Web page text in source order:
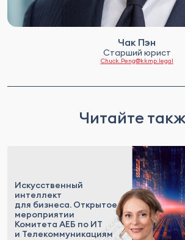
Чак Пэн
Старший юрист
Chuck.Peng@kkmp.legal
Читайте
Искусственный
интеллект
для бизнеса. Открытое
мероприятии
Комитета АЕБ по ИТ
и Телекоммуникациям